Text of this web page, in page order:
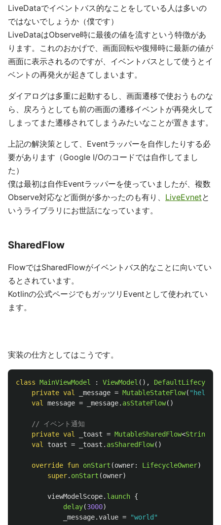
LiveDataでイベントバス的なことをしている人は多いの
ではないでしょうか（僕です）
LiveDataはObserve時に最後の値を流すという特徴があ
ります。これのおかげで、画面回転や復帰時に最新の値が
画面に表示されるのですが、イベントバスとして使うとイ
ベントの再発火が起きてしまいます。
ダイアログは多重に起動するし、画面遷移で使おうものな
ら、戻ろうとしても前の画面の遷移イベントが再発火して
しまってまた遷移されてしまうみたいなことが置きます。
上記の解決策として、Eventラッパーを自作したりする必
要があります（Google I/Oのコードでは自作してまし
た）
僕は最初は自作Eventラッパーを使っていましたが、複数
Observe対応など面倒が多かったのも有り、 LiveEvnetと
いうライブラリにお世話になっています。
SharedFlow
FlowではSharedFlowがイベントバス的なことに向いてい
るとされています。
Kotlinの公式ページでもガッツリEventとして使われてい
ます。
実装の仕方としてはこうです。
class MainViewModel : ViewModel (),
private val _message = MutableStateFlow( "hello"
val
message = _message. asStateFlow()
// イベント通知
private val _toast = MutableSharedFlow<String
val
toast = _toast . asSharedFlow()
override fun onStart (owner: LifecycleOwner)
super. onStart (owner)
viewModelScope. launch {
delay(3000)
_message.value = "world"